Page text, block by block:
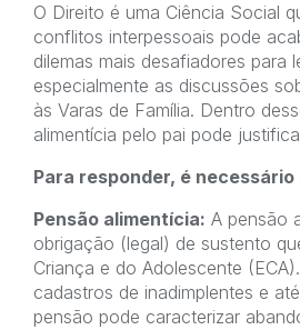
O Direito é uma Ciência Social
conflitos interpessoais pode
dilemas mais desafiadores para
especialmente as discussões
às Varas de Família. Dentro
alimentícia pelo pai pode
Para responder, é
Pensão alimentícia: A pensão
obrigação (legal) de sustento
Criança e do Adolescente
cadastros de inadimplentes e
pensão pode caracterizar